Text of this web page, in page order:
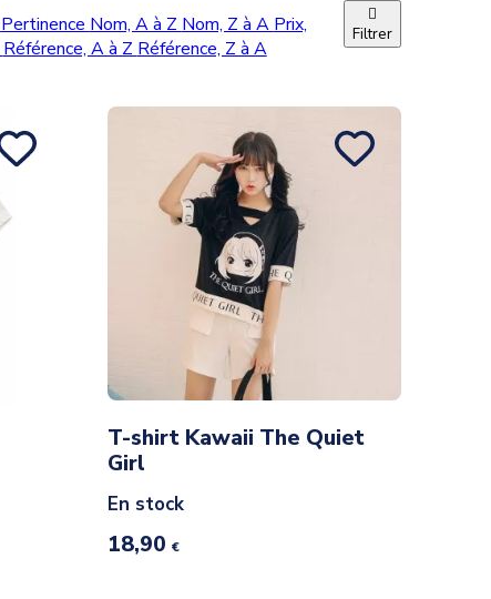
Pertinence Nom, A à Z Nom, Z à A Prix,
Référence, A à Z Référence, Z à A

Filtrer
T-shirt Kawaii The Quiet
Girl
En stock
18,90 €